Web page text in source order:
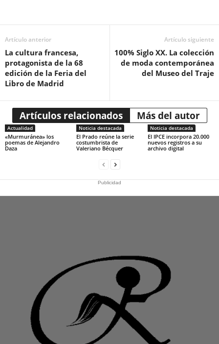
Artículo anterior
La cultura francesa,
protagonista de la 68
edición de la Feria del
Libro de Madrid
Artículo siguiente
100% Siglo XX. La colección
de moda contemporánea
del Museo del Traje
Artículos relacionados Más del autor
Actualidad
«Murmuránea» los
poemas de Alejandro
Daza
Noticia destacada
El Prado reúne la serie
costumbrista de
Valeriano Bécquer
Noticia destacada
El IPCE incorpora 20.000
nuevos registros a su
archivo digital
Publicidad